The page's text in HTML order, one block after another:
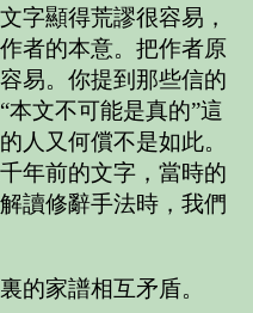
字顯得荒謬很容易，
者的本意。把作者原
易。你提到那些信的
本文不可能是真的”這
人又何償不是如此。
年前的文字，當時的
讀修辭手法時，我們
的家譜相互矛盾。